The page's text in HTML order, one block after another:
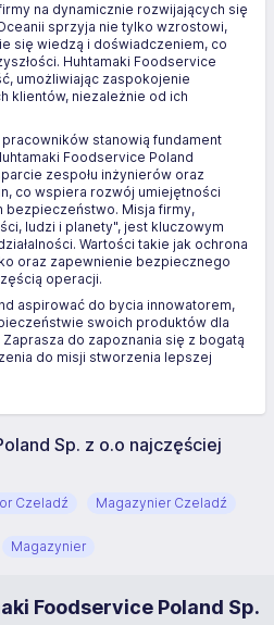
na dynamicznie rozwijających się
sprzyja nie tylko wzrostowi,
się wiedzą i doświadczeniem, co
Huhtamaki Foodservice
umożliwiając zaspokojenie
klientów, niezależnie od ich
stanowią fundament
Foodservice Poland
zespołu inżynierów oraz
co wspiera rozwój umiejętności
bezpieczeństwo. Misja firmy,
ludzi i planety", jest kluczowym
Wartości takie jak ochrona
oraz zapewnienie bezpiecznego
operacji.
aspirować do bycia innowatorem,
swoich produktów dla
do zapoznania się z bogatą
do misji stworzenia lepszej
Sp. z o.o najczęściej
Czeladź Magazynier Czeladź
Magazynier
Foodservice Poland Sp.